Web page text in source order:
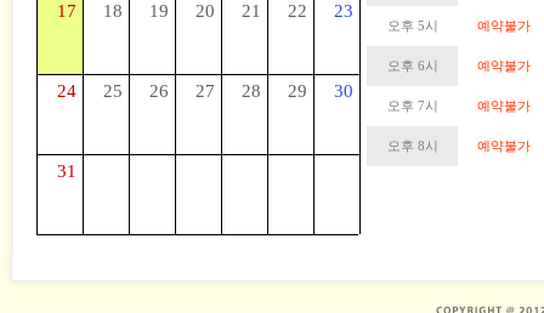
17 18 19 20 21 22 23
24 25 26 27 28 29 30
31
오후 5시 예약불가
오후 6시 예약불가
오후 7시 예약불가
오후 8시 예약불가